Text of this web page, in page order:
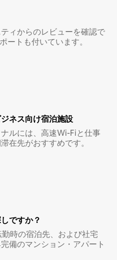
ィからのレビューを確認で
ートも付いています。
ネ⁠ス⁠向⁠け宿⁠泊⁠施⁠設
ルには、高速Wi-Fiと仕事
在先がおすすめです。
ですか？
時の宿泊先、および社宅
備のマンション・アパート